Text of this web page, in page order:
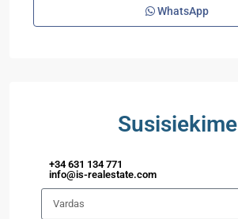
WhatsApp
Susisiekime
+34 631 134 771
info@is-realestate.com